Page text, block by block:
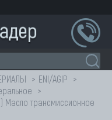
ENI/AGIP
Масло трансмиссионное